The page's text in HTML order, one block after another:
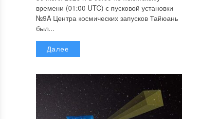
времени (01:00 UTC) с пусковой установки
№9A Центра космических запусков Тайюань
был...
Далее